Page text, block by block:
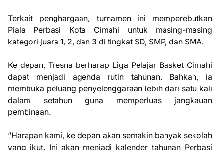
Terkait penghargaan, turnamen ini memperebutkan
Piala Perbasi Kota Cimahi untuk masing-masing
kategori juara 1, 2, dan 3 di tingkat SD, SMP, dan SMA.
Ke depan, Tresna berharap Liga Pelajar Basket Cimahi
dapat menjadi agenda rutin tahunan. Bahkan, ia
membuka peluang penyelenggaraan lebih dari satu kali
dalam setahun guna memperluas jangkauan
pembinaan.
“Harapan kami, ke depan akan semakin banyak sekolah
yang ikut. Ini akan menjadi kalender tahunan Perbasi